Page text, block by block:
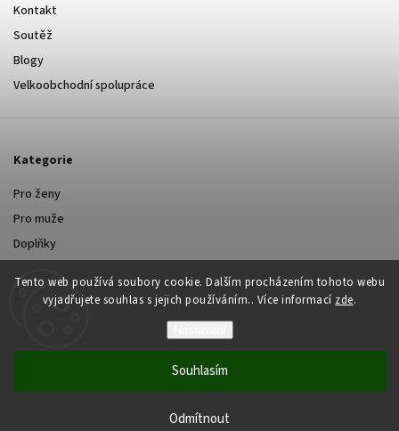
Tento web používá soubory cookie. Dalším procházením tohoto webu
vyjadřujete souhlas s jejich používáním.. Více informací zde.
Odmítnout
Souhlasím
Kontakt
Soutěž
Blogy
Velkoobchodní spolupráce
Kategorie
Pro ženy
Pro muže
Doplňky
Vytvořil Shoptet
Copyright 2026Yastraby.cz. Všechna práva vyhrazena.